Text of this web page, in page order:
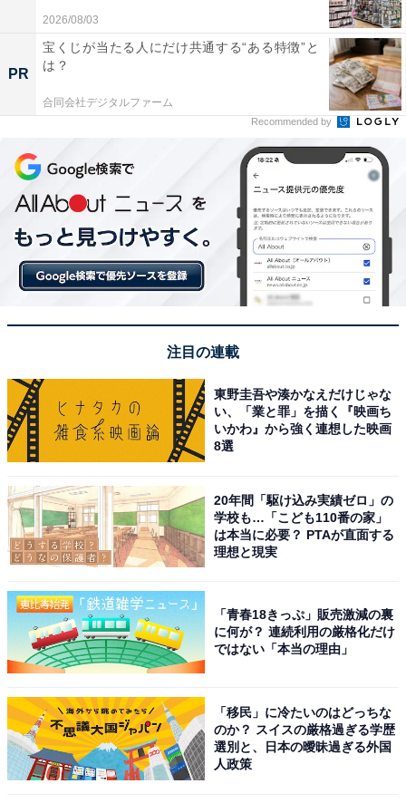
取り外せるアクリルチャーム付きでさらにかわい
ほんものそっくり ハッピーがターンするポーチ（画像出典：Amazon）
しており、取り外して単体でも使えるのがポイントで
す。使いやすく楽しいアイテムを持ち歩けば、しあわせ
がツイてくること間違いなし。誌面ではおいしさのヒミ
ツや製造工程など、販売開始から50年愛され続けるハッ
2026/08/03
PR
宝くじが当たる人にだけ共通する“ある特徴”と
は？
合同会社デジタルファーム
Recommended by
注目の連載
東野圭吾や湊かなえだけじゃな
い、「業と罪」を描く『映画ち
いかわ』から強く連想した映画
8選
20年間「駆け込み実績ゼロ」の
学校も…「こども110番の家」
は本当に必要？ PTAが直面する
理想と現実
「青春18きっぷ」販売激減の裏
に何が？ 連続利用の厳格化だけ
ではない「本当の理由」
「移民」に冷たいのはどっちな
のか？ スイスの厳格過ぎる学歴
選別と、日本の曖昧過ぎる外国
人政策